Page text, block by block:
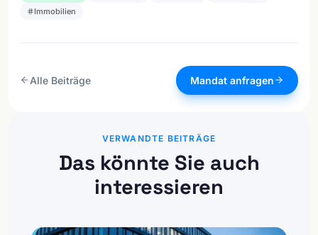
Immobilien
Alle Beiträge Mandat anfragen
VERWANDTE BEITRÄGE
Das könnte Sie auch
interessieren